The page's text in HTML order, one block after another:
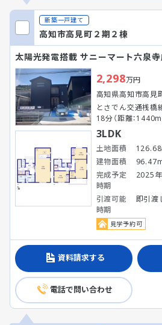
新築一戸建て
高知市高見町２期２棟
太陽光発電搭載 サニーマート六泉
2,298万円
高知県高知市高見
とさでん交通桟橋
18分（距離：1440m
3LDK
土地面積
建物面積
完成予定
時期
2025
引渡可能
時期
即引渡
見学予約可
資料請求する
電話で問い合わせ